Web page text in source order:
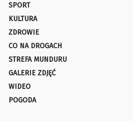
SPORT
KULTURA
ZDROWIE
CO NA DROGACH
STREFA MUNDURU
GALERIE ZDJĘĆ
WIDEO
POGODA